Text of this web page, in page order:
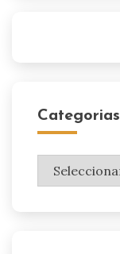
Categorias
Categorias